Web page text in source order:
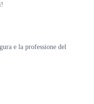
e la professione del